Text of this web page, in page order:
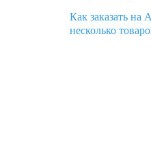
Как заказать на
несколько
Алиэкспресс и